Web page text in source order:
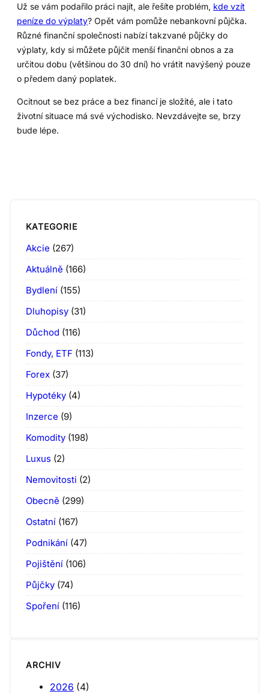
Už se vám podařilo práci najít, ale řešíte problém, kde vzít
peníze do výplaty? Opět vám pomůže nebankovní půjčka.
Různé finanční společnosti nabízí takzvané půjčky do
výplaty, kdy si můžete půjčit menší finanční obnos a za
určitou dobu (většinou do 30 dní) ho vrátit navýšený pouze
o předem daný poplatek.
Ocitnout se bez práce a bez financí je složité, ale i tato
životní situace má své východisko. Nevzdávejte se, brzy
bude lépe.
KATEGORIE
Akcie (267)
Aktuálně (166)
Bydlení (155)
Dluhopisy (31)
Důchod (116)
Fondy, ETF (113)
Forex (37)
Hypotéky (4)
Inzerce (9)
Komodity (198)
Luxus (2)
Nemovitosti (2)
Obecně (299)
Ostatní (167)
Podnikání (47)
Pojištění (106)
Půjčky (74)
Spoření (116)
ARCHIV
2026 (4)